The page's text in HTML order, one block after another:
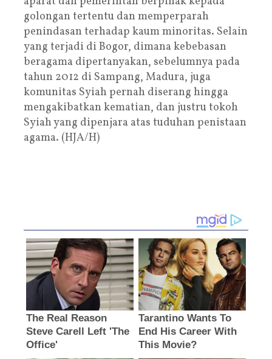
golongan tertentu dan memperparah
penindasan terhadap kaum minoritas. Selain
yang terjadi di Bogor, dimana kebebasan
beragama dipertanyakan, sebelumnya pada
tahun 2012 di Sampang, Madura, juga
komunitas Syiah pernah diserang hingga
mengakibatkan kematian, dan justru tokoh
Syiah yang dipenjara atas tuduhan penistaan
agama. (HJA/H)